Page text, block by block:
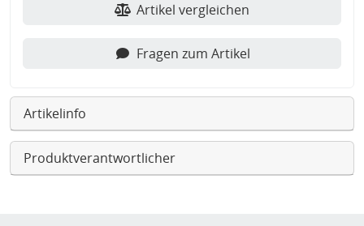
Artikel vergleichen
Fragen zum Artikel
Artikelinfo
Produktverantwortlicher